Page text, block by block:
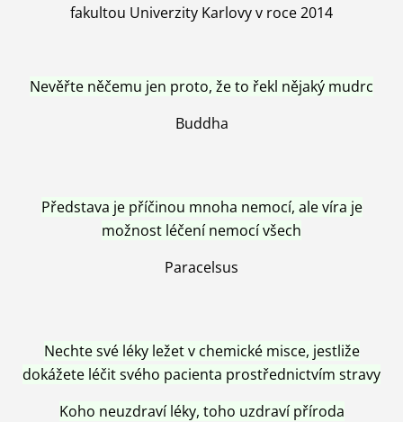
fakultou Univerzity Karlovy v roce 2014
Nevěřte něčemu jen proto, že to řekl nějaký mudrc
Buddha
Představa je příčinou mnoha nemocí, ale víra je
možnost léčení nemocí všech
Paracelsus
Nechte své léky ležet v chemické misce, jestliže
dokážete léčit svého pacienta prostřednictvím stravy
Koho neuzdraví léky, toho uzdraví příroda